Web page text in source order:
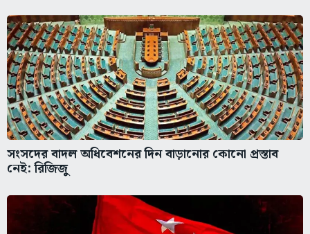
সংসদের বাদল অধিবেশনের দিন বাড়ানোর কোনো প্রস্তাব
নেই: রিজিজু